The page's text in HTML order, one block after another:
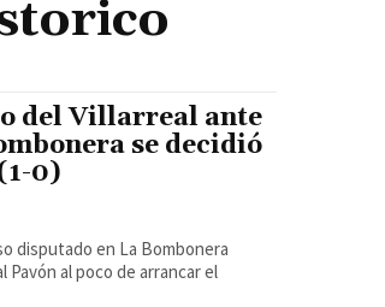
del Villarreal ante
se decidió
0)
disputado en La Bombonera
al poco de arrancar el